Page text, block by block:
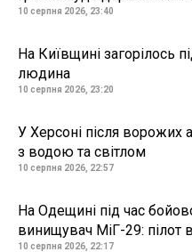
10 серпня 2026, 23:40
На Київщині загорілось
людина
10 серпня 2026, 23:20
У Херсоні після ворожих
з водою та світлом
10 серпня 2026, 22:57
На Одещині під час
винищувач МіГ-29: пілот
10 серпня 2026, 22:17